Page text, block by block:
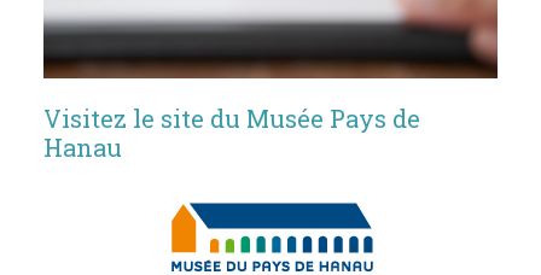
Visitez le site du Musée Pays de
Hanau